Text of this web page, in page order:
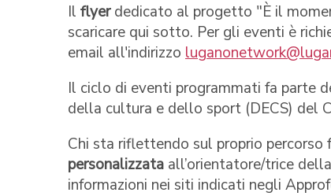
Il flyerdedicato al progetto "È il
scaricare qui sotto. Per gli eventi è
email all'indirizzo
Il ciclo di eventi programmati fa parte
della cultura e dello sport (DECS) del
Chi sta riflettendo sul proprio percorso
personalizzata all’orientatore/trice
informazioni nei siti indicati negli